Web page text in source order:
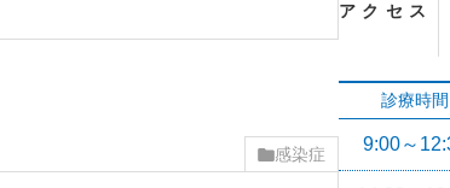
感染症
アクセス